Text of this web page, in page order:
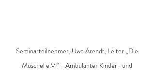
Seminarteilnehmer, Uwe Arendt, Leiter „Die
Muschel e.V.“ - Ambulanter Kinder- und